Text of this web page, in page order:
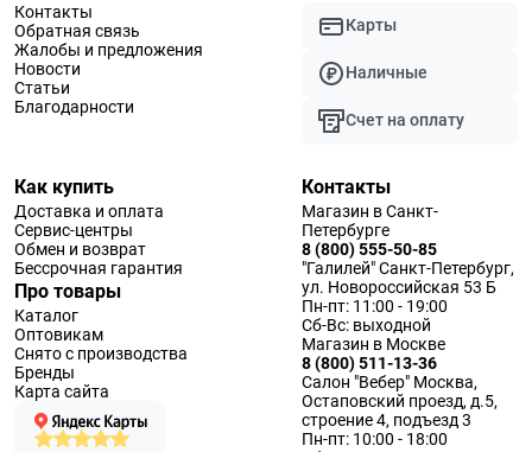
Контакты
Обратная связь
Жалобы и предложения
Новости
Статьи
Благодарности
Карты
Наличные
Счет на оплату
Как купить
Доставка и оплата
Сервис-центры
Обмен и возврат
Бессрочная гарантия
Про товары
Каталог
Оптовикам
Снято с производства
Бренды
Карта сайта
Контакты
Магазин в Санкт-
Петербурге
8 (800) 555-50-85
"Галилей" Санкт-Петербург,
ул. Новороссийская 53 Б
Пн-пт: 11:00 - 19:00
Сб-Вс: выходной
Магазин в Москве
8 (800) 511-13-36
Салон "Вебер" Москва,
Остаповский проезд, д.5,
строение 4, подъезд 3
Пн-пт: 10:00 - 18:00